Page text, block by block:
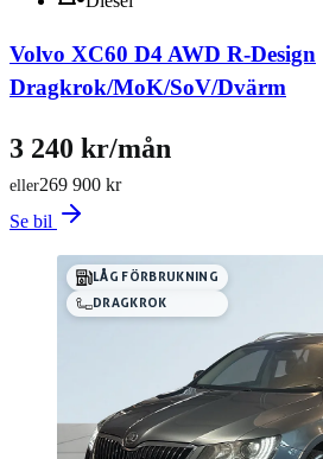
Volvo XC60 D4 AWD R-Design
Dragkrok/MoK/SoV/Dvärm
269 900 kr
eller
3 240 kr/mån
Se bil
LÅG FÖRBRUKNING
DRAGKROK